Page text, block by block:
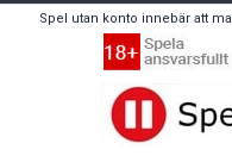
Spel utan konto innebär att